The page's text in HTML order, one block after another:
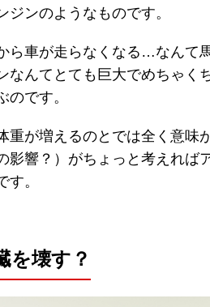
ンのようなものです。
ら車が走らなくなる…なんて
なんてとても巨大でめちゃく
です。
重が増えるのとでは全く意味
影響？）がちょっと考えれば
。
を壊す？